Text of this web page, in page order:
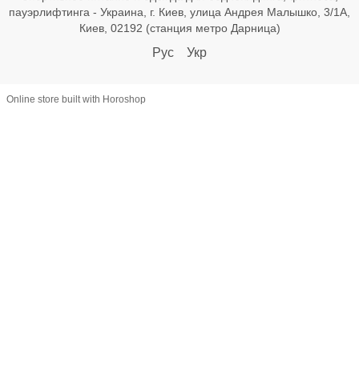
пауэрлифтинга - Украина, г. Киев, улица Андрея Малышко, 3/1А,
Киев, 02192 (станция метро Дарница)
Рус Укр
Online store built with Horoshop